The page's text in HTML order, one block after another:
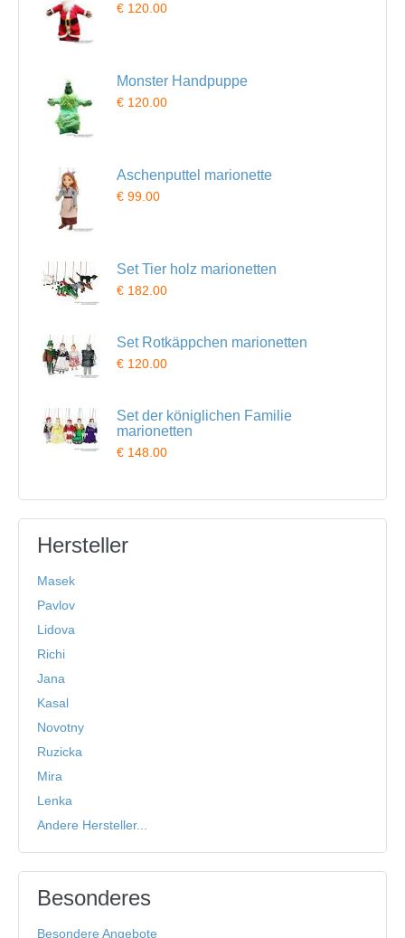
€ 120.00
Monster Handpuppe
€ 120.00
Aschenputtel marionette
€ 99.00
Set Tier holz marionetten
€ 182.00
Set Rotkäppchen marionetten
€ 120.00
Set der königlichen Familie
marionetten
€ 148.00
Hersteller
Masek
Pavlov
Lidova
Richi
Jana
Kasal
Novotny
Ruzicka
Mira
Lenka
Andere Hersteller...
Besonderes
Besondere Angebote